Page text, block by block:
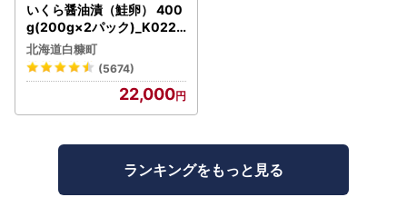
いくら醤油漬（鮭卵） 400
g(200g×2パック)_K022-
1676
北海道白糠町
(5674)
22,000
ランキングをもっと見る